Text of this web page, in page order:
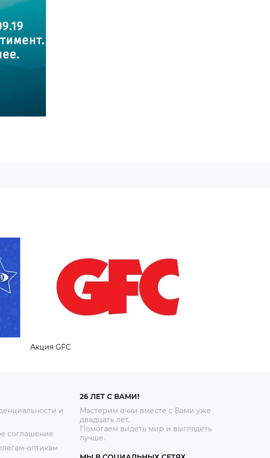
Акция GFC
и
соглашение
оптикам
26 ЛЕТ С ВАМИ!
Мастерим очки вместе с Вами уже
двадцать лет.
Помогаем видеть мир и выглядеть
лучше.